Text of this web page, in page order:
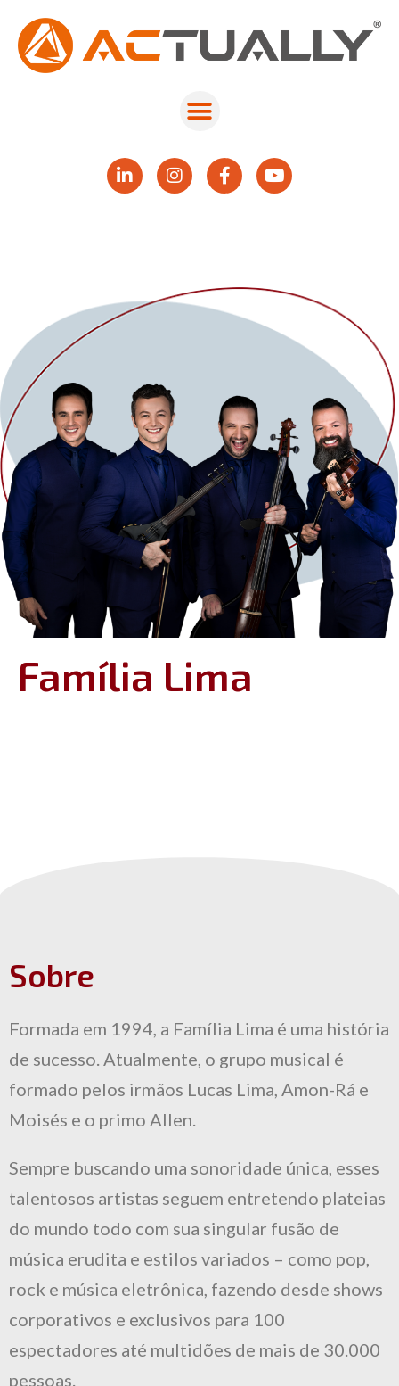
Família Lima
Sobre
Formada em 1994, a Família Lima é uma história
de sucesso. Atualmente, o grupo musical é
formado pelos irmãos Lucas Lima, Amon-Rá e
Moisés e o primo Allen.
Sempre buscando uma sonoridade única, esses
talentosos artistas seguem entretendo plateias
do mundo todo com sua singular fusão de
música erudita e estilos variados – como pop,
rock e música eletrônica, fazendo desde shows
corporativos e exclusivos para 100
espectadores até multidões de mais de 30.000
pessoas.